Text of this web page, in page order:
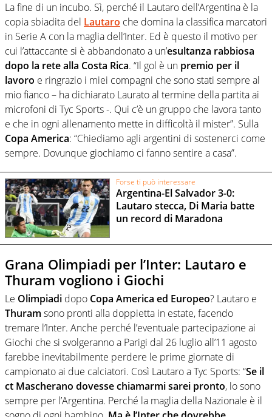
La fine di un incubo. Sì, perché il Lautaro dell’Argentina è la
copia sbiadita del Lautaro che domina la classifica marcatori
in Serie A con la maglia dell’Inter. Ed è questo il motivo per
cui l’attaccante si è abbandonato a un’esultanza rabbiosa
dopo la rete alla Costa Rica. “Il gol è un premio per il
lavoro e ringrazio i miei compagni che sono stati sempre al
mio fianco – ha dichiarato Laurato al termine della partita ai
microfoni di Tyc Sports -. Qui c’è un gruppo che lavora tanto
e che in ogni allenamento mette in difficoltà il mister”. Sulla
Copa America: “Chiediamo agli argentini di sostenerci come
sempre. Dovunque giochiamo ci fanno sentire a casa”.
Forse ti può interessare
Argentina-El Salvador 3-0:
Lautaro stecca, Di Maria batte
un record di Maradona
Grana Olimpiadi per l’Inter: Lautaro e
Thuram vogliono i Giochi
Le Olimpiadi dopo Copa America ed Europeo? Lautaro e
Thuram sono pronti alla doppietta in estate, facendo
tremare l’Inter. Anche perché l’eventuale partecipazione ai
Giochi che si svolgeranno a Parigi dal 26 luglio all’11 agosto
farebbe inevitabilmente perdere le prime giornate di
campionato ai due calciatori. Così Lautaro a Tyc Sports: “Se il
ct Mascherano dovesse chiamarmi sarei pronto, lo sono
sempre per l’Argentina. Perché la maglia della Nazionale è il